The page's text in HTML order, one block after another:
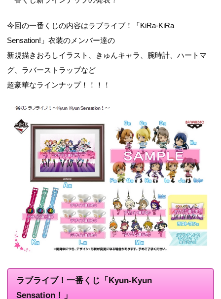
今回の一番くじの内容はラブライブ！「KiRa-KiRa
Sensation!」衣装のメンバー達の
新規描きおろしイラスト、きゅんキャラ、腕時計、ハートマ
グ、ラバーストラップなど
超豪華なラインナップ！！！！
ラブライブ！一番くじ「Kyun-Kyun
Sensation！」